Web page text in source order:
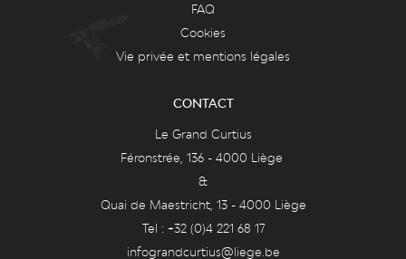
FAQ
Cookies
Vie privée et mentions légales
CONTACT
Le Grand Curtius
Féronstrée, 136 - 4000 Liège
&
Quai de Maestricht, 13 - 4000 Liège
Tel : +32 (0)4 221 68 17
infograndcurtius@liege.be